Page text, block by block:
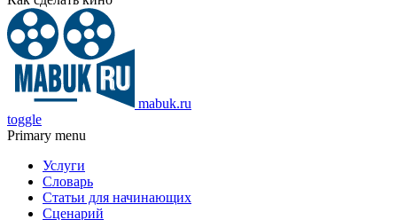
mabuk.ru
toggle
Primary menu
Услуги
Словарь
Статьи для начинающих
Сценарий